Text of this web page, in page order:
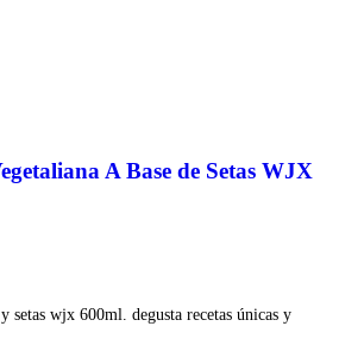
A Base de Setas WJX
setas wjx 600ml. degusta recetas únicas y